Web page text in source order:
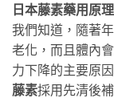
日本藤素藥用原
我們知道，隨著
老化，而且體內
力下降的主要原
藤素採用先清後